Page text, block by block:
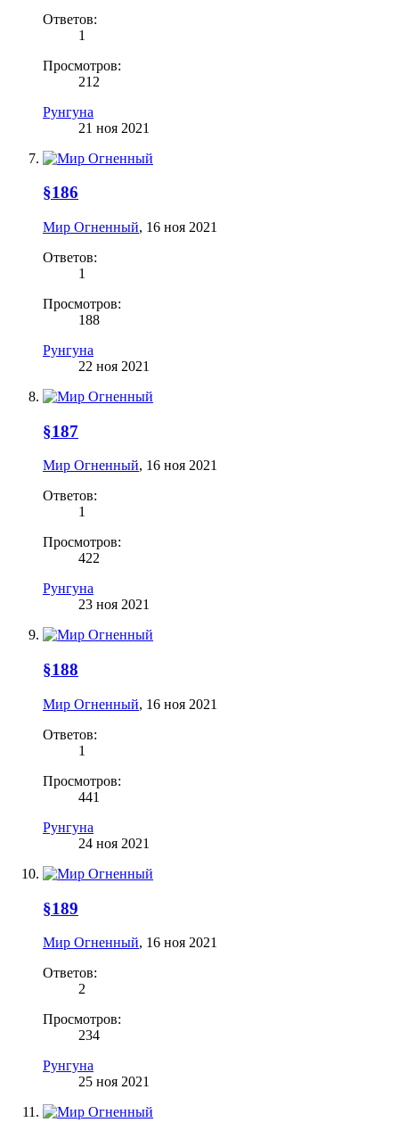
Ответов:
1
Просмотров:
212
Рунгуна
21 ноя 2021
§186
Мир Огненный, 16 ноя 2021
Ответов:
1
Просмотров:
188
Рунгуна
22 ноя 2021
§187
Мир Огненный, 16 ноя 2021
Ответов:
1
Просмотров:
422
Рунгуна
23 ноя 2021
§188
Мир Огненный, 16 ноя 2021
Ответов:
1
Просмотров:
441
Рунгуна
24 ноя 2021
§189
Мир Огненный, 16 ноя 2021
Ответов:
2
Просмотров:
234
Рунгуна
25 ноя 2021